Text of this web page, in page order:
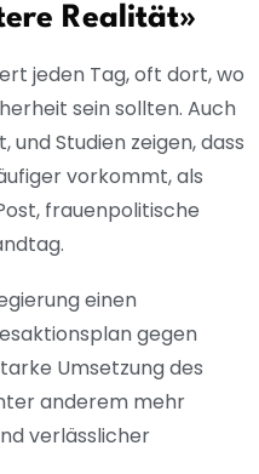
Realität»
jeden Tag, oft dort, wo
sein sollten. Auch
und Studien zeigen, dass
vorkommt, als
frauenpolitische
einen
gegen
Umsetzung des
anderem mehr
verlässlicher